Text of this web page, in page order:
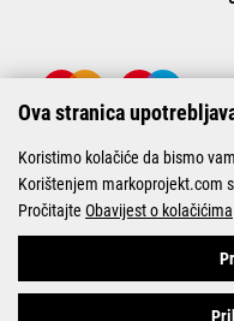
©
Ova stranica
Koristimo kolačiće da bismo
Korištenjem markoprojekt.com
Pročitajte Obavijest o kolačićima